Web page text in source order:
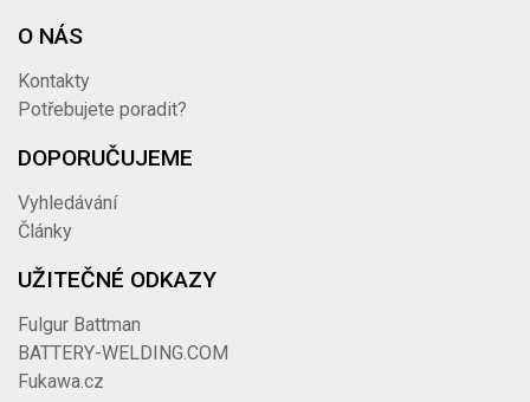
O NÁS
Kontakty
Potřebujete poradit?
DOPORUČUJEME
Vyhledávání
Články
UŽITEČNÉ ODKAZY
Fulgur Battman
BATTERY-WELDING.COM
Fukawa.cz